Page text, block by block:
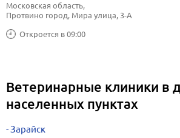
Откроется в 09:00
Московская область,
Протвино город, Мира улица, 3-А
Ветеринарные клиники в
населенных пунктах
Зарайск